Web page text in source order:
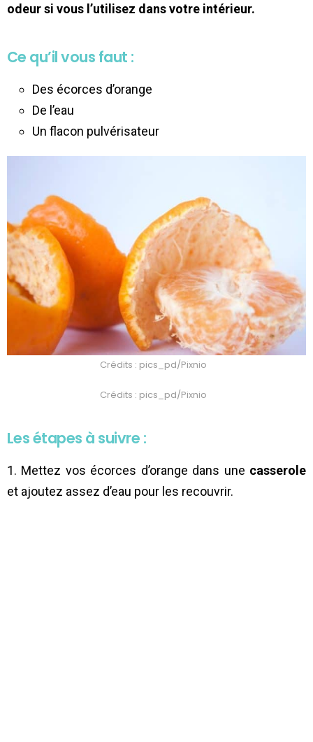
odeur si vous l’utilisez dans votre intérieur.
Ce qu’il vous faut :
Des écorces d’orange
De l’eau
Un flacon pulvérisateur
Crédits : pics_pd/Pixnio
Crédits : pics_pd/Pixnio
Les étapes à suivre :
1. Mettez vos écorces d’orange dans une casserole
et ajoutez assez d’eau pour les recouvrir.